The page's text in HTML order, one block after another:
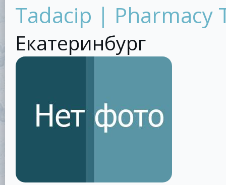
Tadacip | Pharmacy
Екатеринбург